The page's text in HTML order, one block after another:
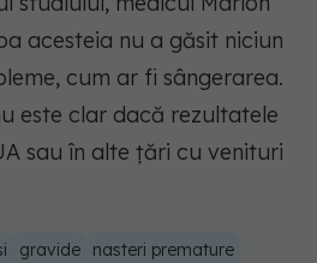
acesteia nu a găsit niciun
cum ar fi sângerarea.
este clar dacă rezultatele
sau în alte țări cu venituri
gravide
nasteri premature